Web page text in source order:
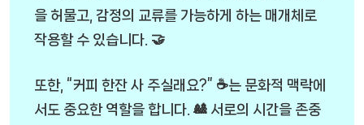
을 허물고, 감정의 교류를 가능하게 하는 매개체로
작용할 수 있습니다. 🤝
또한, “커피 한잔 사 주실래요?” ☕는 문화적 맥락에
서도 중요한 역할을 합니다. 🎎 서로의 시간을 존중